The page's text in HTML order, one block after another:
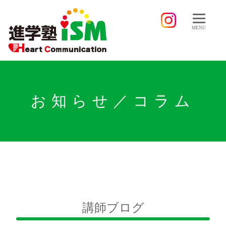
MENU
お知らせ／コラム
講師ブログ